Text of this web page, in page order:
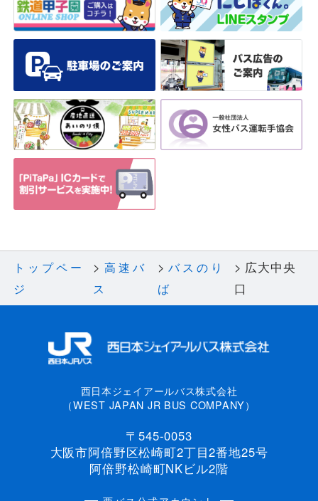
トップペー
ジ
高速バ
ス
バスのり
ば
広大中央
口
西日本ジェイアールバス株式会社
（WEST JAPAN JR BUS COMPANY）
〒545-0053
大阪市阿倍野区松崎町2丁目2番地25号
阿倍野松崎町NKビル2階